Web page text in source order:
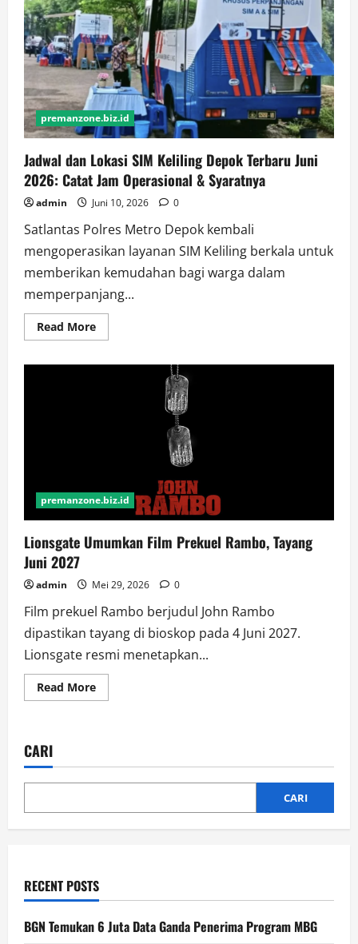
2026
di
TVRI:
Brasil
vs
Maroko
dan
Duel
Sengit
Grup
B-
D
premanzone.biz.id
Jadwal dan Lokasi SIM Keliling Depok Terbaru Juni
2026: Catat Jam Operasional & Syaratnya
admin Juni 10, 2026 0
Satlantas Polres Metro Depok kembali
mengoperasikan layanan SIM Keliling berkala untuk
memberikan kemudahan bagi warga dalam
memperpanjang...
Read MoreRead
more
Operasional
&
Syaratnya
premanzone.biz.id
Lionsgate Umumkan Film Prekuel Rambo, Tayang
Juni 2027
admin Mei 29, 2026 0
Film prekuel Rambo berjudul John Rambo
dipastikan tayang di bioskop pada 4 Juni 2027.
Lionsgate resmi menetapkan...
Read MoreRead
more
Rambo,
Juni
CARI
CARI
RECENT POSTS
BGN Temukan 6 Juta Data Ganda Penerima Program MBG